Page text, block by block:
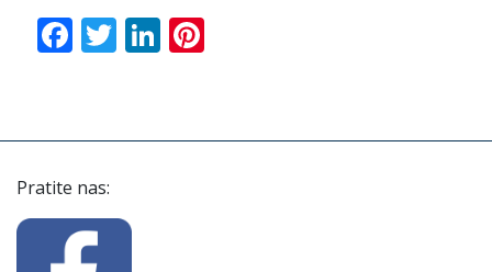
Facebook
TwitterLinkedIn
Pratite nas: